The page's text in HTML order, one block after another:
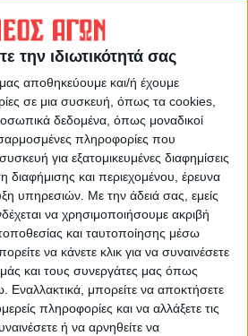
την ιδιωτικότητά σας
μας αποθηκεύουμε και/ή έχουμε
σε μια συσκευή, όπως τα cookies,
δεδομένα, όπως μοναδικοί
πληροφορίες που
για εξατομικευμένες διαφημίσεις
διαφήμισης και περιεχομένου, έρευνα
υπηρεσιών. Με την άδειά σας, εμείς
να χρησιμοποιήσουμε ακριβή
και ταυτοποίησης μέσω
να κάνετε κλικ για να συναινέσετε
και τους συνεργάτες μας όπως
Εναλλακτικά, μπορείτε να αποκτήσετε
πληροφορίες και να αλλάξετε τις
ή να αρνηθείτε να
ληφθεί για την προστασία
δεδομένων δασκάλων,
παραδείγματα
στο εξωτερικό, σε
όπως στο
δεν έχει μπει
ενώ η 7η
μόλις τρεις εβδομάδες